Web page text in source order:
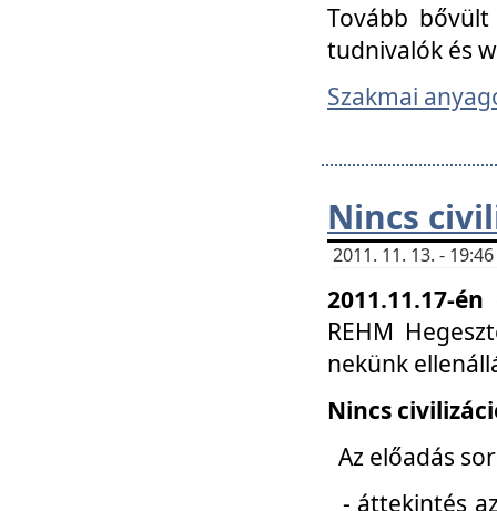
Tovább bővült
tudnivalók és
Szakmai
Nincs
2011. 11. 13. -
2011.11.17-
REHM
nekünk
Nincs
Az előadás
- áttekintés